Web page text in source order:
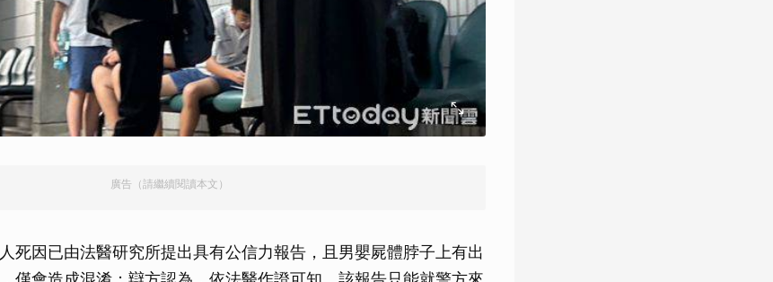
廣告（請繼續閱讀本文）
死因已由法醫研究所提出具有公信力報告，且男嬰屍體脖子上有出